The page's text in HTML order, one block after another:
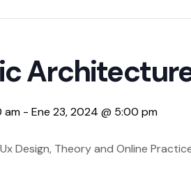
am - Ene 23, 2024 @ 5:00 pm
Design, Theory and Online